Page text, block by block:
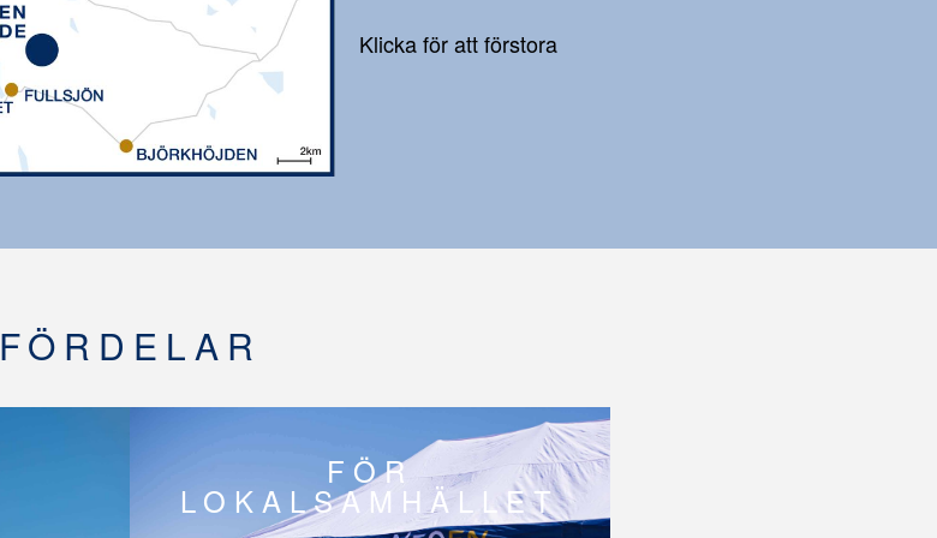
Klicka för att förstora
FÖRDELAR
FÖR
LOKALSAMHÄLLET